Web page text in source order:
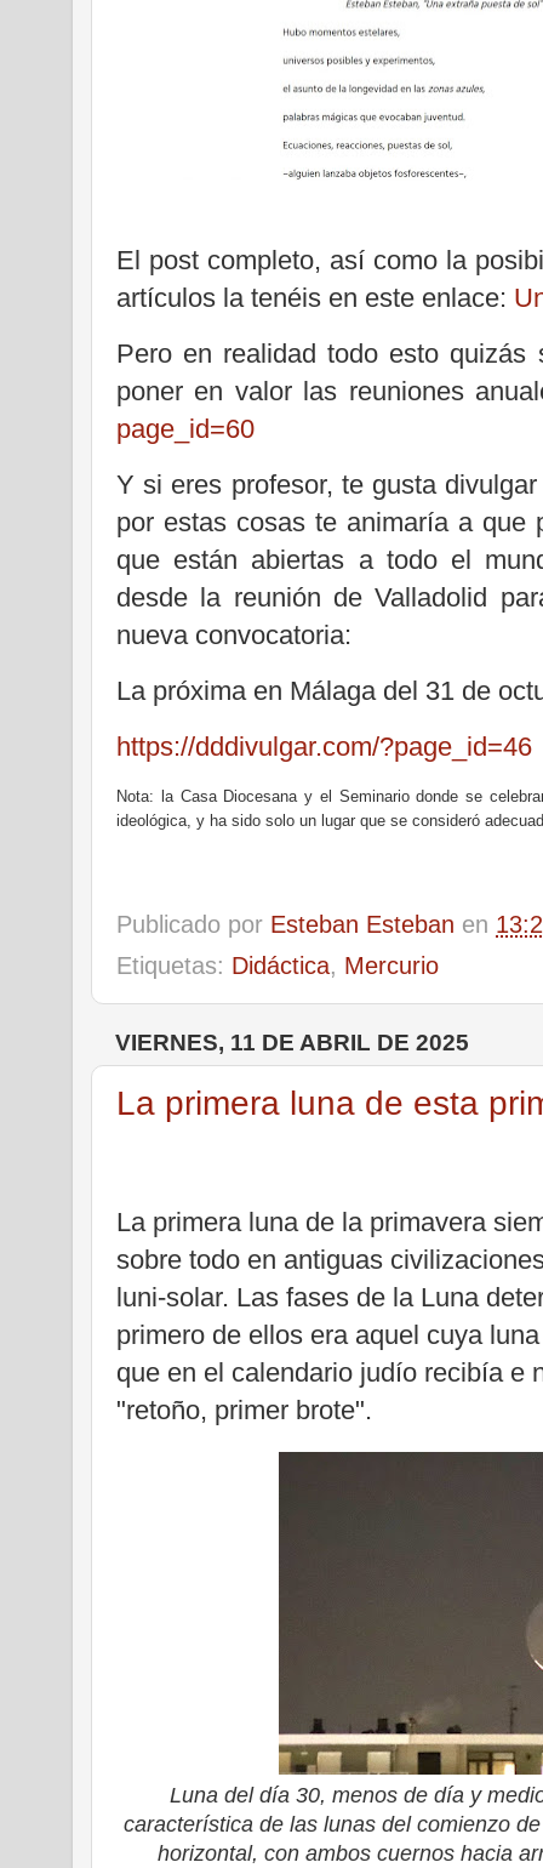
El post completo, así como la
artículos la tenéis en este enlace:
Pero en realidad todo esto
poner en valor las reuniones
page_id=60
Y si eres profesor, te gusta
por estas cosas te animaría a que
que están abiertas a todo el
desde la reunión de Valladolid
nueva convocatoria:
La próxima en Málaga del 31 de
https://dddivulgar.com/?page_id=46
Nota: la Casa Diocesana y el Seminario donde se
ideológica, y ha sido solo un lugar que se consideró
Publicado por Esteban Esteban en
Etiquetas: Didáctica, Mercurio
VIERNES, 11 DE ABRIL DE 2025
La primera luna de esta
La primera luna de la primavera
sobre todo en antiguas
luni-solar. Las fases de la Luna
primero de ellos era aquel cuya
que en el calendario judío recibía e
"retoño, primer brote".
Luna del día 30, menos de día y
característica de las lunas del comienzo
horizontal, con ambos cuernos hacia